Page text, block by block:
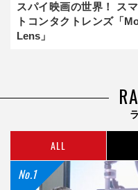
スパイ映画の世界！ ス
トコンタクトレンズ「
Lens」
ALL